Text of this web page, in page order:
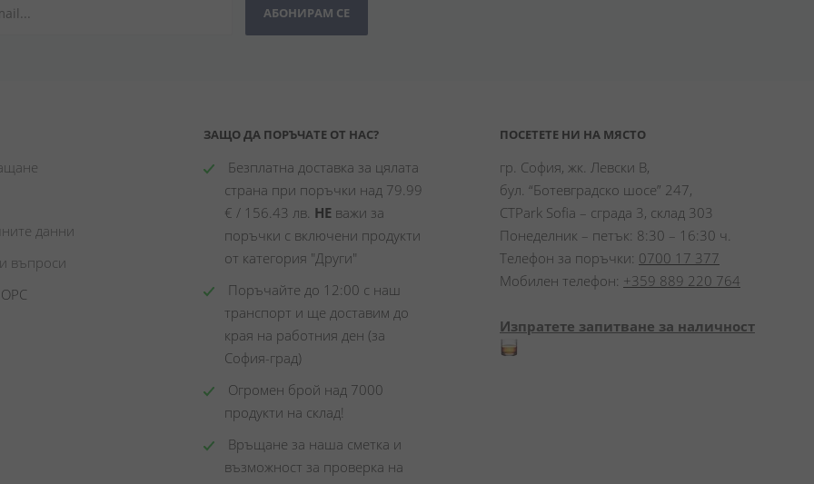
АБОНИРАМ СЕ
данни
въпроси
ЗАЩО ДА ПОРЪЧАТЕ ОТ НАС?
Безплатна доставка за цялата
страна при поръчки над 79.99
€ / 156.43 лв. НЕ важи за
поръчки с включени продукти
от категория "Други"
Поръчайте до 12:00 с наш
транспорт и ще доставим до
края на работния ден (за
София-град)
Огромен брой над 7000
продукти на склад!
Връщане за наша сметка и
възможност за проверка на
ПОСЕТЕТЕ НИ НА МЯСТО
гр. София, жк. Левски В,
бул. “Ботевградско шосе” 247,
CTPark Sofia – сграда 3, склад 303
Понеделник – петък: 8:30 – 16:30 ч.
Телефон за поръчки: 0700 17 377
Мобилен телефон: +359 889 220 764
Изпратете запитване за наличност